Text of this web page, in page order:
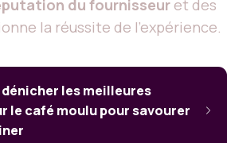
du fournisseur et des
la réussite de l’expérience.
les meilleures
le café moulu pour savourer